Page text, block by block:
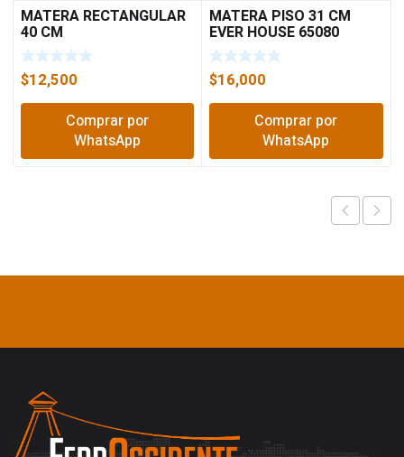
MATERA RECTANGULAR
40 CM
$12,500
Comprar por
WhatsApp
MATERA PISO 31 CM
EVER HOUSE 65080
$16,000
Comprar por
WhatsApp